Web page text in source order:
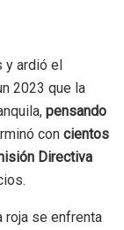
y ardió el
2023 que la
pensando
con cientos
Directiva
roja se enfrenta